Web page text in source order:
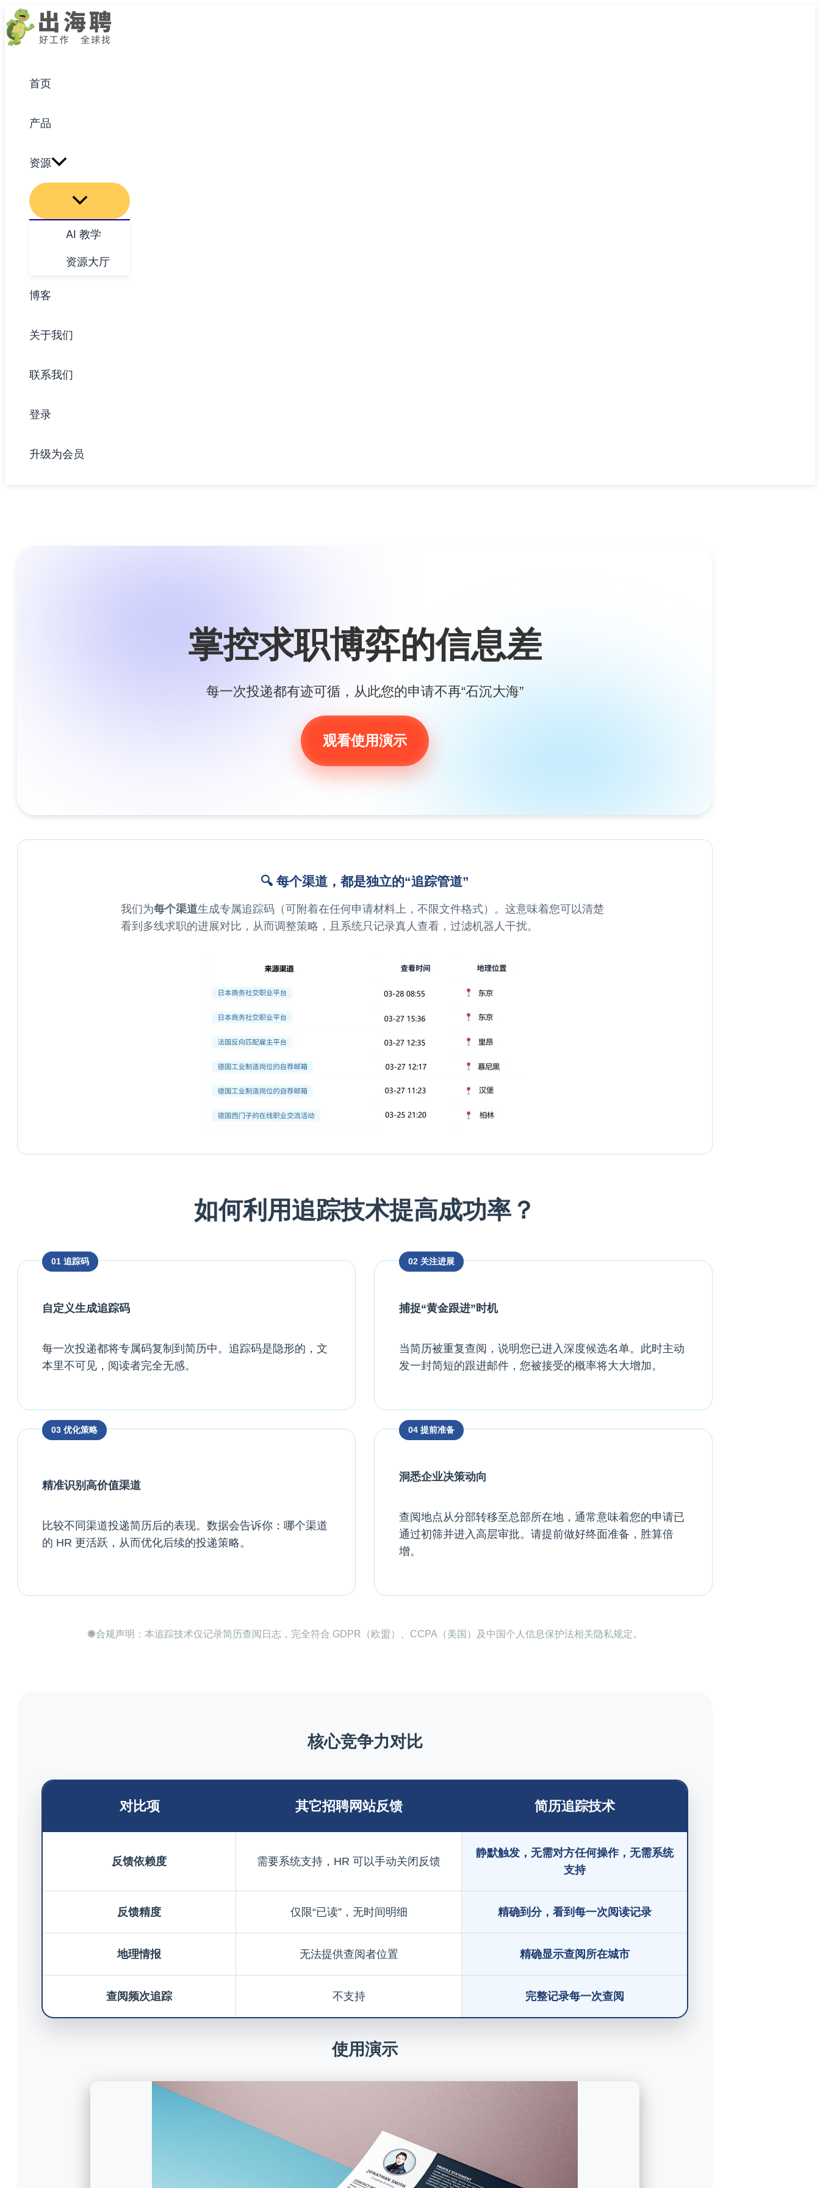
跳
至
内
首页
产品
资源
AI 教学
资源大厅
博客
关于我们
联系我们
登录
升级为会员
掌控求职博弈的信息差
每一次投递都有迹可循，从此您的申请不再“石沉大海”
观看使用演示
🔍 每个渠道，都是独立的“追踪管道”
我们为每个渠道生成专属追踪码（可附着在任何申请材料上，不限文件格式）。这意味着您可以清楚
看到多线求职的进展对比，从而调整策略，且系统只记录真人查看，过滤机器人干扰。
如何利用追踪技术提高成功率？
01 追踪码
自定义生成追踪码
每一次投递都将专属码复制到简历中。追踪码是隐形的，文
本里不可见，阅读者完全无感。
02 关注进展
捕捉“黄金跟进”时机
当简历被重复查阅，说明您已进入深度候选名单。此时主动
发一封简短的跟进邮件，您被接受的概率将大大增加。
03 优化策略
精准识别高价值渠道
比较不同渠道投递简历后的表现。数据会告诉你：哪个渠道
的 HR 更活跃，从而优化后续的投递策略。
04 提前准备
洞悉企业决策动向
查阅地点从分部转移至总部所在地，通常意味着您的申请已
通过初筛并进入高层审批。请提前做好终面准备，胜算倍
增。
合规声明：本追踪技术仅记录简历查阅日志，完全符合 GDPR（欧盟）、CCPA（美国）及中国个人信息保护法相关隐私规定。
核心竞争力对比
对比项 其它招聘网站反馈 简历追踪技术
反馈依赖度 需要系统支持，HR 可以手动关闭反馈
静默触发，无需对方任何操作，无需系统
支持
反馈精度 仅限“已读”，无时间明细 精确到分，看到每一次阅读记录
地理情报 无法提供查阅者位置 精确显示查阅所在城市
查阅频次追踪 不支持 完整记录每一次查阅
使用演示